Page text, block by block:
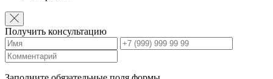
Получить консультацию